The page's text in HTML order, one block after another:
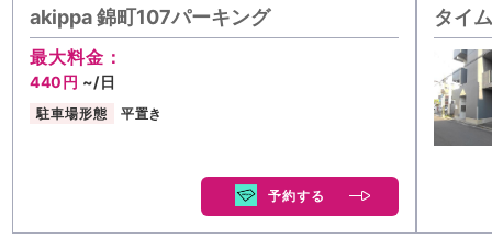
akippa 錦町107パーキング
最大料金：
440円 ~/日
駐車場形態 平置き
予約する
タイ